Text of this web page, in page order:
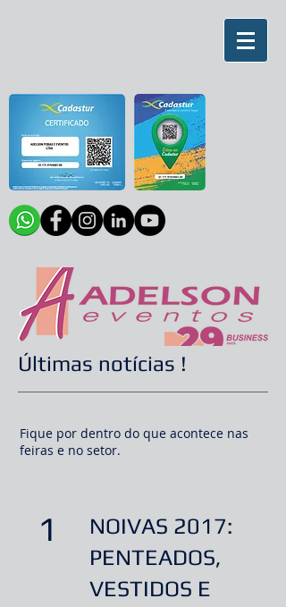
Últimas notícias !
Fique por dentro do que acontece nas
feiras e no setor.
1
NOIVAS 2017:
PENTEADOS,
VESTIDOS E